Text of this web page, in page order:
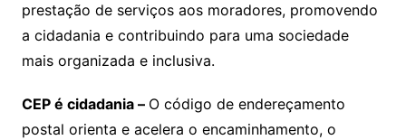
prestação de serviços aos moradores, promovendo
a cidadania e contribuindo para uma sociedade
mais organizada e inclusiva.
CEP é cidadania – O código de endereçamento
postal orienta e acelera o encaminhamento, o